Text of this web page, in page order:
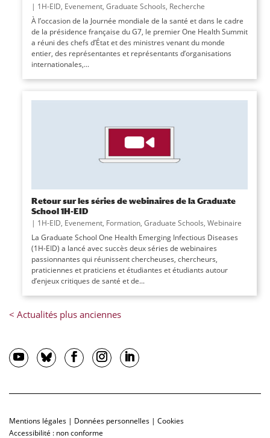
| 1H-EID, Evenement, Graduate Schools, Recherche
À l’occasion de la Journée mondiale de la santé et dans le cadre
de la présidence française du G7, le premier One Health Summit
a réuni des chefs d’État et des ministres venant du monde
entier, des représentantes et représentants d’organisations
internationales,...
Retour sur les séries de webinaires de la Graduate
School 1H-EID
| 1H-EID, Evenement, Formation, Graduate Schools, Webinaire
La Graduate School One Health Emerging Infectious Diseases
(1H-EID) a lancé avec succès deux séries de webinaires
passionnantes qui réunissent chercheuses, chercheurs,
praticiennes et praticiens et étudiantes et étudiants autour
d’enjeux critiques de santé et de...
Mentions légales | Données personnelles | Cookies
Accessibilité : non conforme